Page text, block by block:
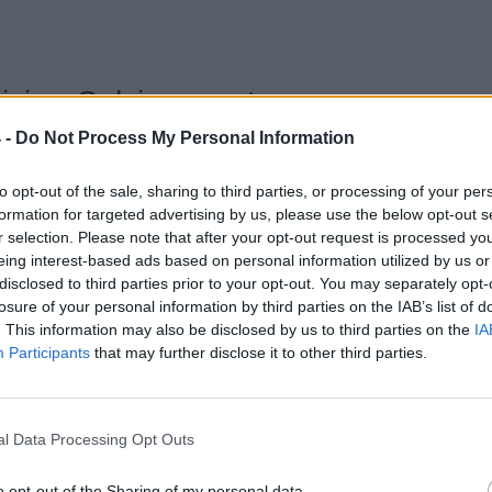
- Do Not Process My Personal Information
opt-out of the sale, sharing to third parties, or processing of your
for targeted advertising by us, please use the below opt-out
selection. Please note that after your opt-out request is processed
interest-based ads based on personal information utilized by us
to third parties prior to your opt-out. You may separately
of your personal information by third parties on the IAB’s list of
This information may also be disclosed by us to third parties on the
Participants that may further disclose it to other third parties.
Data Processing Opt Outs
- Calciomercato
ULTIM'ORA
Reggina, nuovo
Volpicelli: i dettagli
Paganese, è
l'arrivo di
Sicurella: i
Pavia, in
chiusura l'ex Varese
Marangon: le ultime
novità
Messina:
classe 2007
Siracusa, vicino
Acireale Zakaria
la
scatenata: in chiusura